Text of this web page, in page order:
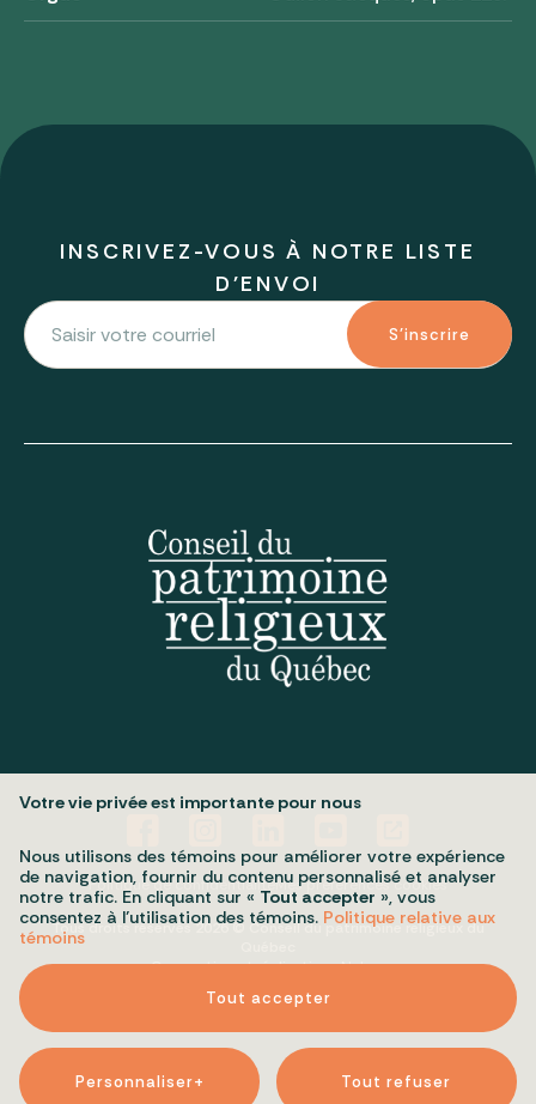
INSCRIVEZ-VOUS À NOTRE LISTE
D'ENVOI
S'inscrire
Politique de confidentialitéMes préférences cookies
Tous droits réservés 2026 © Conseil du patrimoine religieux du
Conception et réalisation :Nubee
Votre vie privée est importante pour nous
Nous utilisons des témoins pour améliorer votre expérience
de navigation, fournir du contenu personnalisé et analyser
notre trafic. En cliquant sur « Tout accepter », vous
consentez à l’utilisation des témoins. Politique relative aux
témoins
Personnaliser+ Tout refuser
Tout accepter